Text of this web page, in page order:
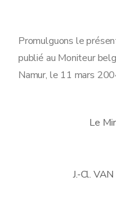
Promulguons le
publié au Moniteur
Namur, le 11 mars
Le
J.-Cl.